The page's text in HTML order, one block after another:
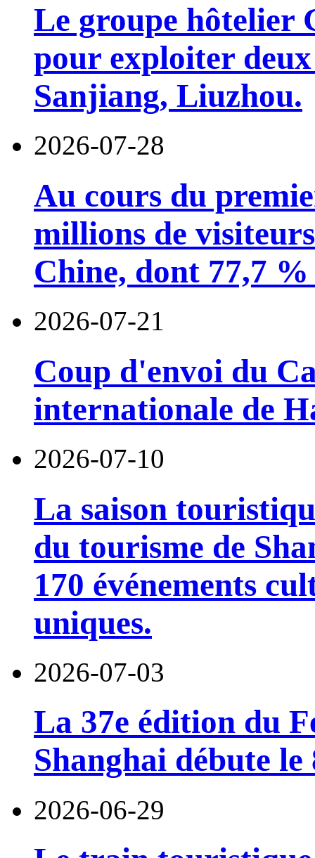
Le groupe hôtelier
pour exploiter
Sanjiang, Liuzhou.
2026-07-28
Au cours du
millions de
Chine, dont 77,7 %
2026-07-21
Coup d'envoi du
internationale de
2026-07-10
La saison
du tourisme de
170 événements
uniques.
2026-07-03
La 37e édition du
Shanghai débute
2026-06-29